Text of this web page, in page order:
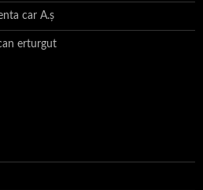
car A.ș
erturgut